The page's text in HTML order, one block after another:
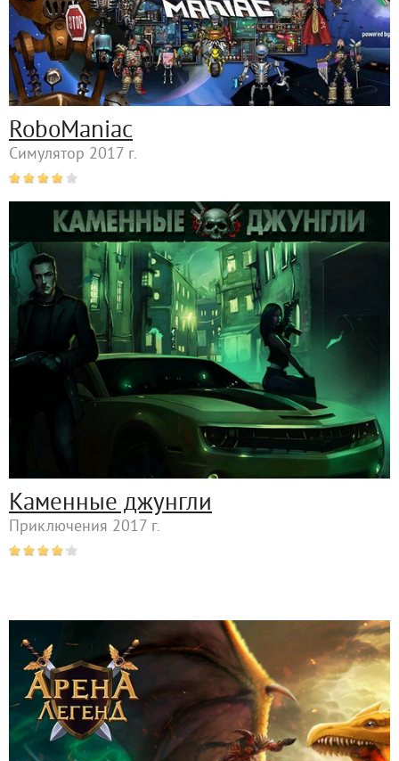
RoboManiac
Симулятор 2017 г.
Каменные джунгли
Приключения 2017 г.